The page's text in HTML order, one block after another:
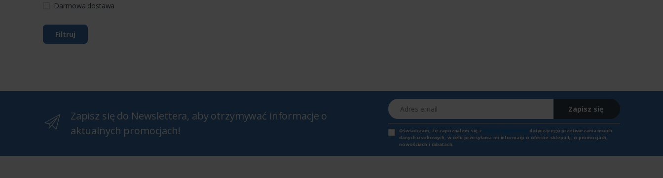
Darmowa dostawa
Filtruj
Zapisz się do Newslettera, aby otrzymywać informacje o
aktualnych promocjach!
Adres email
Zapisz się
Oświadczam, że zapoznałem się z
dotyczącego przetwarzania moich
danych osobowych, w celu przesyłania mi informacji o ofercie sklepu tj. o promocjach,
nowościach i rabatach.